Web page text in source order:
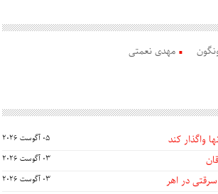
مهدی نعمتی
واگذار کند 05 آگوست 2026
03 آگوست 2026
03 آگوست 2026